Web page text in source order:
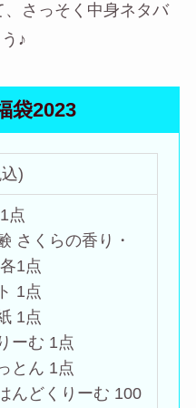
さっそく中身ネタバ
♪
袋2023
)
点
さくらの香り・
1点
1点
1点
ーむ 1点
とん 1点
んどくりーむ 100